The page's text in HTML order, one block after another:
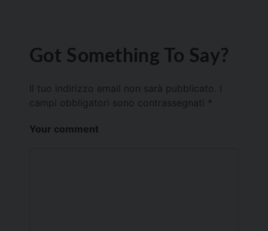
Got Something To Say?
Il tuo indirizzo email non sarà pubblicato.
campi obbligatori sono contrassegnati *
Your comment